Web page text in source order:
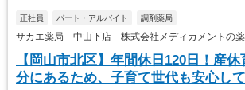
正社員 パート・アルバイト 調剤薬局
サカエ薬局 中山下店 株式会社メディカメントの薬
【岡山市北区】年間休日120日！産
分にあるため、子育て世代も安心し